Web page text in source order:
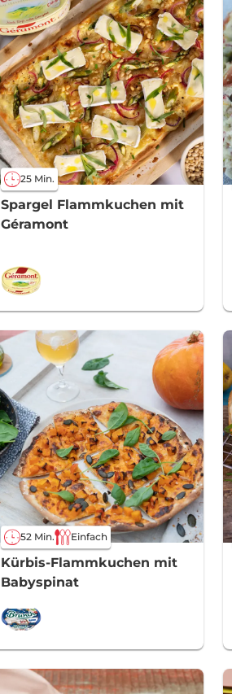
25 Min.
Spargel Flammkuchen mit
Géramont
52 Min. Einfach
Kürbis-Flammkuchen mit
Babyspinat